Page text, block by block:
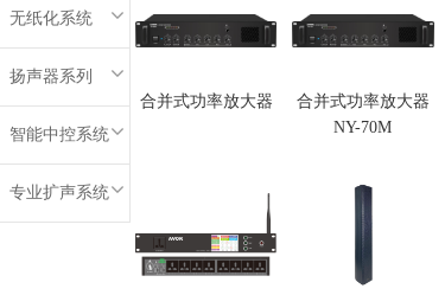
无纸化系统
扬声器系列
智能中控系统
专业扩声系统
360M/NY-
合并式功率放大器
合并式功率放大器
NY-70M